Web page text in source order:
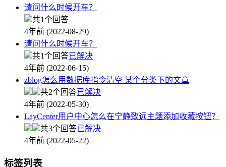
请问什么时候开车？
共1个回答
4年前 (2022-08-29)
请问什么时候开车？
共1个回答已解决
4年前 (2022-06-15)
zblog怎么用数据库指令清空 某个分类下的文章
共2个回答已解决
4年前 (2022-05-30)
LayCenter用户中心怎么在宁静致远主题添加收藏按钮？
共3个回答已解决
4年前 (2022-05-22)
标签列表